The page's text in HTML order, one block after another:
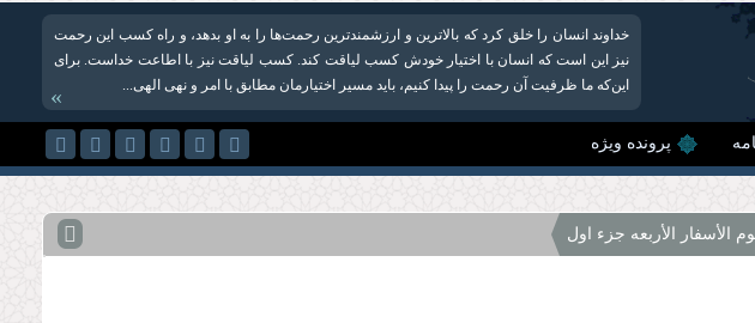
خداوند انسان را خلق کرد که بالاترین و ارزشمندترین رحمت‌ها را به او بدهد، و راه کسب این رحمت
نیز این است که انسان با اختیار خودش کسب لیاقت کند. کسب لیاقت نیز با اطاعت خداست. برای
این‌که ما ظرفیت آن رحمت را پیدا کنیم، باید مسیر اختیارمان مطابق با امر و نهی الهی...
»
پرونده ویژه
الأسفار الأربعه جزء اول